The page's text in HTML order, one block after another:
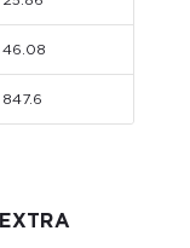
46.08
847.6